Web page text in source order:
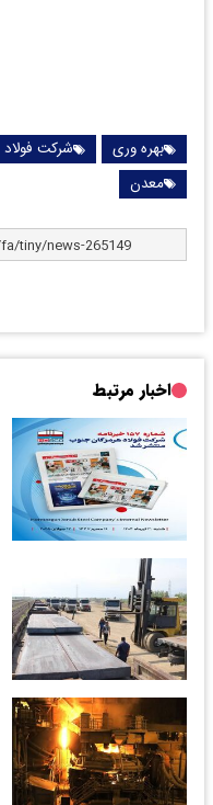
بهره وری شرکت فولاد
معدن
اخبار مرتبط